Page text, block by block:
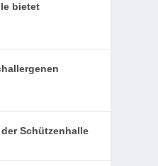
bietet
Schützenhalle